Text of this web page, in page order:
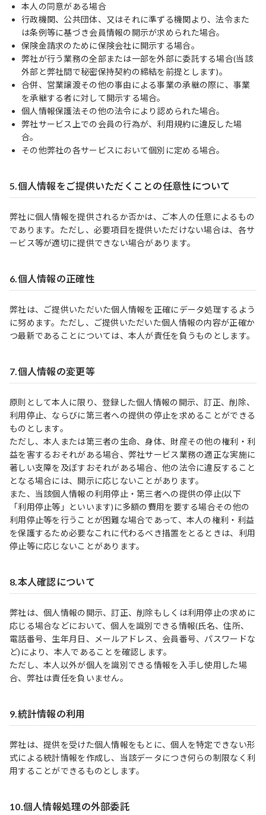
本人の同意がある場合
行政機関、公共団体、又はそれに準ずる機関より、法令また
は条例等に基づき会員情報の開示が求められた場合。
保険金請求のために保険会社に開示する場合。
弊社が行う業務の全部または一部を外部に委託する場合(当該
外部と弊社間で秘密保持契約の締結を前提とします)。
合併、営業譲渡その他の事由による事業の承継の際に、事業
を承継する者に対して開示する場合。
個人情報保護法その他の法令により認められた場合。
弊社サービス上での会員の行為が、利用規約に違反した場
合。
その他弊社の各サービスにおいて個別に定める場合。
5.個人情報をご提供いただくことの任意性について
弊社に個人情報を提供されるか否かは、ご本人の任意によるもの
であります。ただし、必要項目を提供いただけない場合は、各サ
ービス等が適切に提供できない場合があります。
6.個人情報の正確性
弊社は、ご提供いただいた個人情報を正確にデータ処理するよう
に努めます。ただし、ご提供いただいた個人情報の内容が正確か
つ最新であることについては、本人が責任を負うものとします。
7.個人情報の変更等
原則として本人に限り、登録した個人情報の開示、訂正、削除、
利用停止、ならびに第三者への提供の停止を求めることができる
ものとします。
ただし、本人または第三者の生命、身体、財産その他の権利・利
益を害するおそれがある場合、弊社サービス業務の適正な実施に
著しい支障を及ぼすおそれがある場合、他の法令に違反すること
となる場合には、開示に応じないことがあります。
また、当該個人情報の利用停止・第三者への提供の停止(以下
「利用停止等」といいます)に多額の費用を要する場合その他の
利用停止等を行うことが困難な場合であって、本人の権利・利益
を保護するため必要なこれに代わるべき措置をとるときは、利用
停止等に応じないことがあります。
8.本人確認について
弊社は、個人情報の開示、訂正、削除もしくは利用停止の求めに
応じる場合などにおいて、個人を識別できる情報(氏名、住所、
電話番号、生年月日、メールアドレス、会員番号、パスワードな
ど)により、本人であることを確認します。
ただし、本人以外が個人を識別できる情報を入手し使用した場
合、弊社は責任を負いません。
9.統計情報の利用
弊社は、提供を受けた個人情報をもとに、個人を特定できない形
式による統計情報を作成し、当該データにつき何らの制限なく利
用することができるものとします。
10.個人情報処理の外部委託